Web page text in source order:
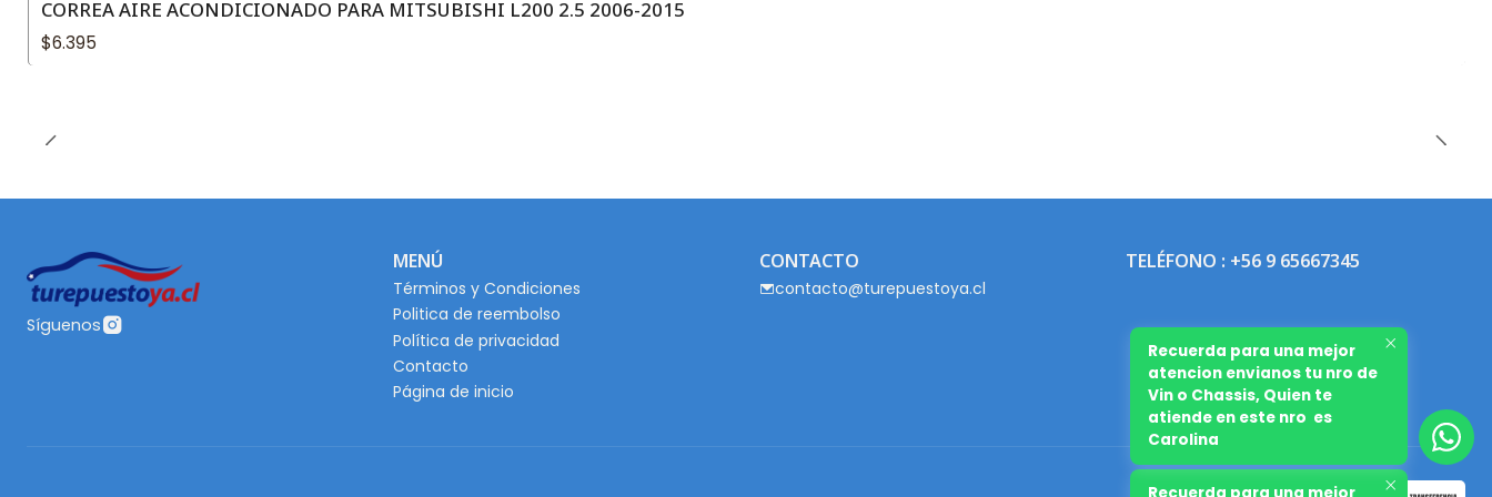
CORREA AIRE ACONDICIONADO PARA MITSUBISHI L200 2.5 2006-2015
$6.395
Síguenos
MENÚ
Términos y Condiciones
Politica de reembolso
Política de privacidad
Contacto
Página de inicio
CONTACTO
contacto@turepuestoya.cl
TELÉFONO : +56 9 65667345
Recuerda para una mejor
atencion envianos tu nro de
Vin o Chassis, Quien te
atiende en este nro es
Carolina